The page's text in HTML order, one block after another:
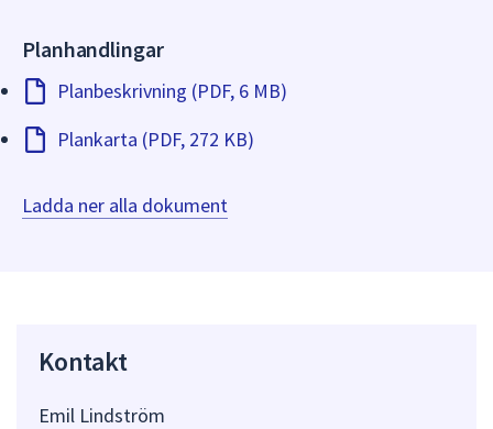
Planhandlingar
Planbeskrivning (PDF, 6 MB)
Plankarta (PDF, 272 KB)
Ladda ner alla dokument
Kontakt
Emil Lindström